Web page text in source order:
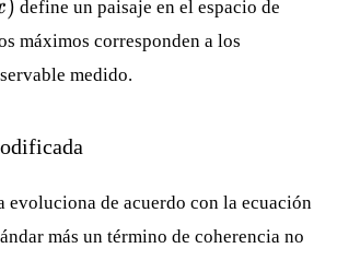
) define un paisaje en el espacio de
máximos corresponden a los
medido.
evoluciona de acuerdo con la ecuación
más un término de coherencia no